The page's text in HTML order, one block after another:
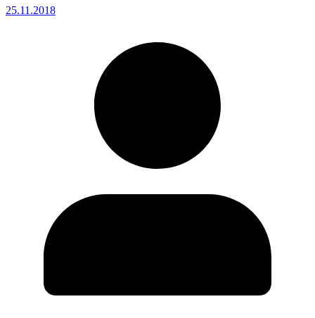
25.11.2018